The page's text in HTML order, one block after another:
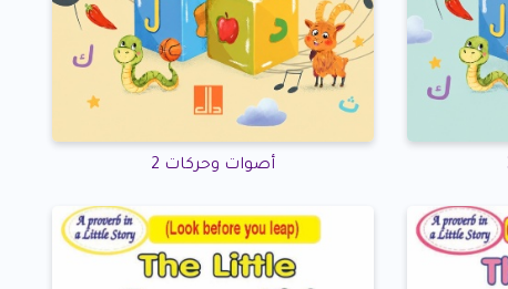
أصوات وحركات 2